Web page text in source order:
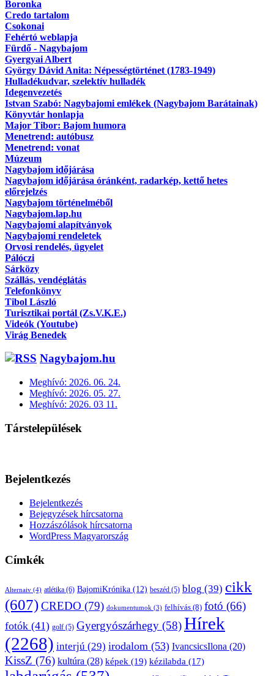
Boronka
Credo tartalom
Csokonai
Fehértó weblapja
Fürdő - Nagybajom
Gyergyai Albert
György Dávid Anita: Népességtörténet (1783-1949)
Hulladékudvar, szelektív hulladék
Idegenvezetés
Istvan Szabó: Nagybajomi emlékek (Nagybajom Barátainak)
Könyvtár honlapja
Major Tibor: Bajom humora
Menetrend: autóbusz
Menetrend: vonat
Múzeum
Nagybajom időjárása
Nagybajom időjárása óránként, radarkép, kettő hetes
előrejelzés
Nagybajom történelméből
Nagybajom.lap.hu
Nagybajomi alapítványok
Nagybajomi rendeletek
Orvosi rendelés, ügyelet
Pálóczi
Sárközy
Szállás, vendéglátás
Telefonkönyv
Tibol László
Turisztikai portál (Zs.V.K.E.)
Videók (Youtube)
Virág Benedek
Nagybajom.hu
Meghívó: 2026. 06. 24.
Meghívó: 2026. 05. 27.
Meghívó: 2026. 03 11.
Társtelepülések
Bejelentkezés
Bejelentkezés
Bejegyzések hírcsatorna
Hozzászólások hírcsatorna
WordPress Magyarország
Címkék
Alternaiv (4) atlétika (6) BajomiKrónika (12) beszéd (5) blog (39) cikk
(607)CREDO (79) dokumentumok (3) felhívás (8) fotó (66)
fotók (41) golf (5) Gyergyószárhegy (58)Hírek
(2268) interjú (29) irodalom (53) IvancsicsIlona (20)
KissZ (76) kultúra (28) képek (19) kézilabda (17)